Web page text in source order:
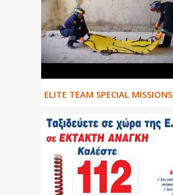
ΕLITE TEAM SPECIAL MISSIONS